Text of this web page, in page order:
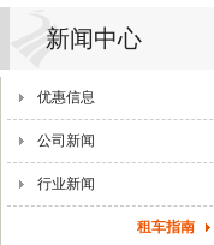
新闻中心
优惠信息
公司新闻
行业新闻
租车指南